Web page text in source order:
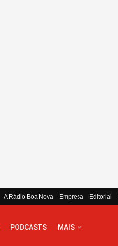
A Rádio Boa Nova Empresa Editorial
PODCASTS MAIS